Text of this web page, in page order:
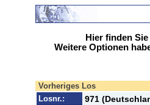
Hier finden
Weitere Optionen
Vorheriges Los
Losnr.:
971